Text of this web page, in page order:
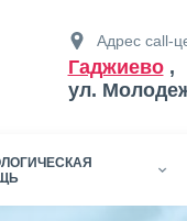
Адрес call-
Гаджиево,
ул.